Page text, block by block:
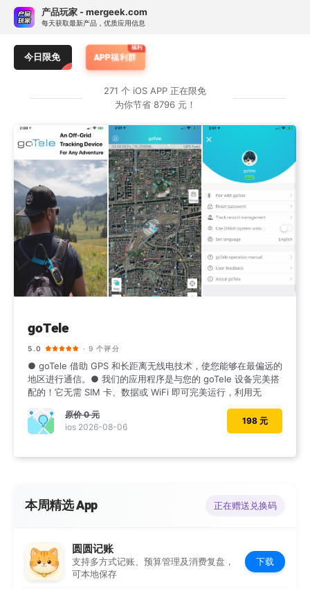
产品玩家 - mergeek.com
每天获取最新产品，优质应用信息
Follow - 产品限免情报
追踪应用游戏价格波动并提醒
Skip
content
订阅热门 APP 限免提醒
Filter Candy
仅应用
原价： > ￥1 ≥ ¥25 ≥ ¥40
订阅专属 APP 限免提醒
暂无专属限免 APP 订阅，前往服务号 mergeek 添加
今日限免 APP福利群
271 个 iOS APP 正在限免
为你节省 8796 元！
goTele
5.0 · 9 个评分
● goTele 借助 GPS 和长距离无线电技术，使您能够在最偏远的
地区进行通信。● 我们的应用程序是与您的 goTele 设备完美搭
配的！它无需 SIM 卡、数据或 WiFi 即可完美运行，利用无
原价0 元
ios 2026-08-06
198 元
本周精选 App 正在赠送兑换码
圆圆记账
支持多方式记账、预算管理及消费复盘，
可本地保存
下载